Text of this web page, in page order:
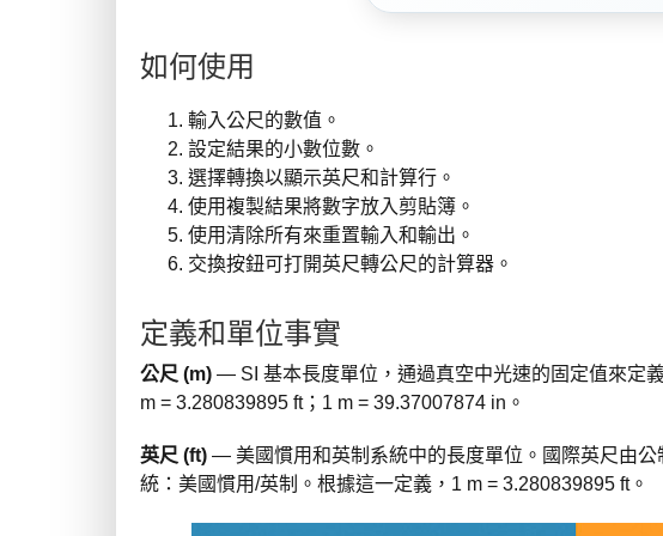
如何使用
輸入公尺的數值。
設定結果的小數位數。
選擇轉換以顯示英尺和計算行。
使用複製結果將數字放入剪貼簿。
使用清除所有來重置輸入和輸出。
交換按鈕可打開英尺轉公尺的計算器。
定義和單位事實
公尺 (m) — SI 基本長度單位，通過真空中光速的固定值來定
m = 3.280839895 ft；1 m = 39.37007874 in。
英尺 (ft) — 美國慣用和英制系統中的長度單位。國際英尺由公
統：美國慣用/英制。根據這一定義，1 m = 3.280839895 ft。